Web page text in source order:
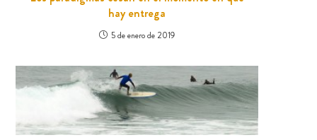
hay entrega
5 de enero de 2019